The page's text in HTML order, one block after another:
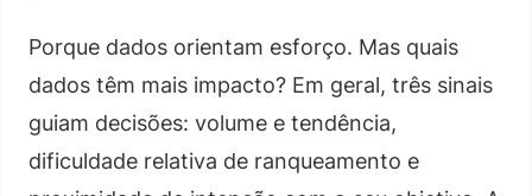
Porque dados orientam esforço. Mas quais
dados têm mais impacto? Em geral, três sinais
guiam decisões: volume e tendência,
dificuldade relativa de ranqueamento e